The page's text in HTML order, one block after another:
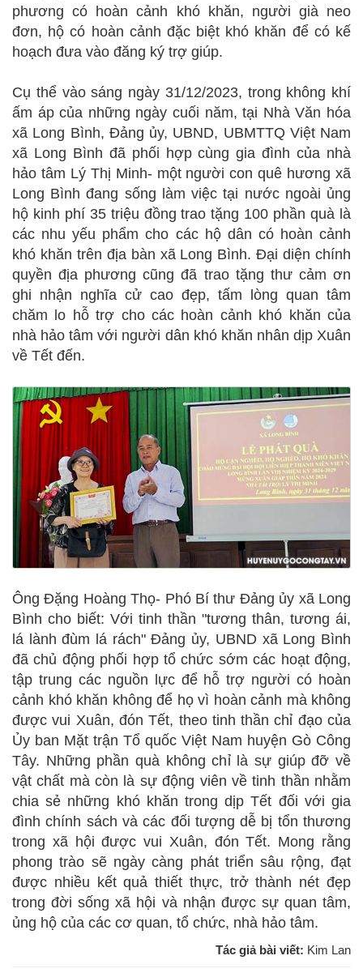
phương có hoàn cảnh khó khăn, người già neo
đơn, hộ có hoàn cảnh đặc biệt khó khăn để có kế
hoạch đưa vào đăng ký trợ giúp.
Cụ thể vào sáng ngày 31/12/2023, trong không khí
ấm áp của những ngày cuối năm, tại Nhà Văn hóa
xã Long Bình, Đảng ủy, UBND, UBMTTQ Việt Nam
xã Long Bình đã phối hợp cùng gia đình của nhà
hảo tâm Lý Thị Minh- một người con quê hương xã
Long Bình đang sống làm việc tại nước ngoài ủng
hộ kinh phí 35 triệu đồng trao tặng 100 phần quà là
các nhu yếu phẩm cho các hộ dân có hoàn cảnh
khó khăn trên địa bàn xã Long Bình. Đại diện chính
quyền địa phương cũng đã trao tặng thư cảm ơn
ghi nhận nghĩa cử cao đẹp, tấm lòng quan tâm
chăm lo hỗ trợ cho các hoàn cảnh khó khăn của
nhà hảo tâm với người dân khó khăn nhân dịp Xuân
về Tết đến.
Ông Đặng Hoàng Thọ- Phó Bí thư Đảng ủy xã Long
Bình cho biết: Với tinh thần "tương thân, tương ái,
lá lành đùm lá rách" Đảng ủy, UBND xã Long Bình
đã chủ động phối hợp tổ chức sớm các hoạt động,
tập trung các nguồn lực để hỗ trợ người có hoàn
cảnh khó khăn không để họ vì hoàn cảnh mà không
được vui Xuân, đón Tết, theo tinh thần chỉ đạo của
Ủy ban Mặt trận Tổ quốc Việt Nam huyện Gò Công
Tây. Những phần quà không chỉ là sự giúp đỡ về
vật chất mà còn là sự động viên về tinh thần nhằm
chia sẻ những khó khăn trong dịp Tết đối với gia
đình chính sách và các đối tượng dễ bị tổn thương
trong xã hội được vui Xuân, đón Tết. Mong rằng
phong trào sẽ ngày càng phát triển sâu rộng, đạt
được nhiều kết quả thiết thực, trở thành nét đẹp
trong đời sống xã hội và nhận được sự quan tâm,
ủng hộ của các cơ quan, tổ chức, nhà hảo tâm.
Tác giả bài viết: Kim Lan